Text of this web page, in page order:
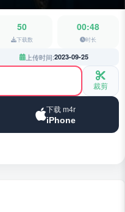
50
下载数
00:48
时长
上传时间:2023-09-25
裁剪
下载 m4r
iPhone